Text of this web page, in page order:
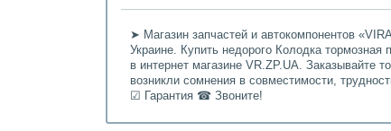
➤ Магазин запчастей и автокомпонентов
Украине. Купить недорого Колодка
в интернет магазине VR.ZP.UA. Заказывайте
возникли сомнения в совместимости,
☑ Гарантия ☎ Звоните!